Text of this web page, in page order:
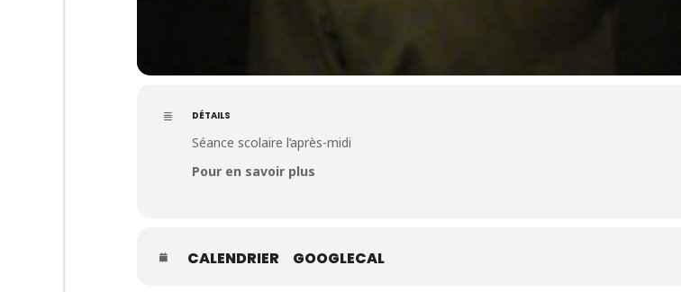
DÉTAILS
Séance scolaire l’après-midi
Pour en savoir plus
CALENDRIER GOOGLECAL